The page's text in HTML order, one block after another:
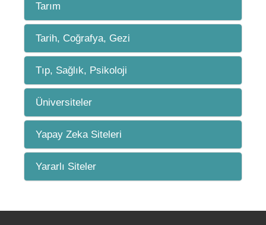
Tarım
Tarih, Coğrafya, Gezi
Tıp, Sağlık, Psikoloji
Üniversiteler
Yapay Zeka Siteleri
Yararlı Siteler